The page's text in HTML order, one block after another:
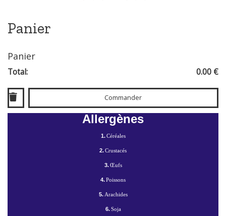
Panier
Panier
Total: 0.00 €
Commander
Allergènes
1.Céréales
2.Crustacés
3.Œufs
4.Poissons
5.Arachides
6.Soja